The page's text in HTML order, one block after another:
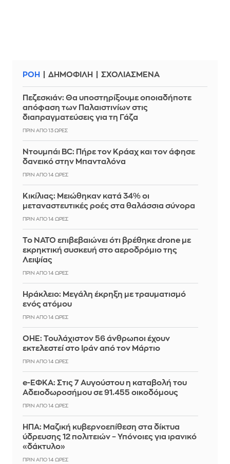
ΡΟΗ ΔΗΜΟΦΙΛΗ ΣΧΟΛΙΑΣΜΕΝΑ
Πεζεσκιάν: Θα υποστηρίξουμε οποιαδήποτε
απόφαση των Παλαιστινίων στις
διαπραγματεύσεις για τη Γάζα
ΠΡΙΝ ΑΠΌ 13 ΏΡΕΣ
Ντουμπάι BC: Πήρε τον Κράαχ και τον άφησε
δανεικό στην Μπανταλόνα
ΠΡΙΝ ΑΠΌ 14 ΏΡΕΣ
Κικίλιας: Μειώθηκαν κατά 34% οι
μεταναστευτικές ροές στα θαλάσσια σύνορα
ΠΡΙΝ ΑΠΌ 14 ΏΡΕΣ
Το ΝΑΤΟ επιβεβαιώνει ότι βρέθηκε drone με
εκρηκτική συσκευή στο αεροδρόμιο της
Λειψίας
ΠΡΙΝ ΑΠΌ 14 ΏΡΕΣ
Ηράκλειο: Μεγάλη έκρηξη με τραυματισμό
ενός ατόμου
ΠΡΙΝ ΑΠΌ 14 ΏΡΕΣ
ΟΗΕ: Τουλάχιστον 56 άνθρωποι έχουν
εκτελεστεί στο Ιράν από τον Μάρτιο
ΠΡΙΝ ΑΠΌ 14 ΏΡΕΣ
e-ΕΦΚΑ: Στις 7 Αυγούστου η καταβολή του
Αδειοδωροσήμου σε 91.455 οικοδόμους
ΠΡΙΝ ΑΠΌ 14 ΏΡΕΣ
ΗΠΑ: Μαζική κυβερνοεπίθεση στα δίκτυα
ύδρευσης 12 πολιτειών – Υπόνοιες για ιρανικό
«δάκτυλο»
ΠΡΙΝ ΑΠΌ 14 ΏΡΕΣ